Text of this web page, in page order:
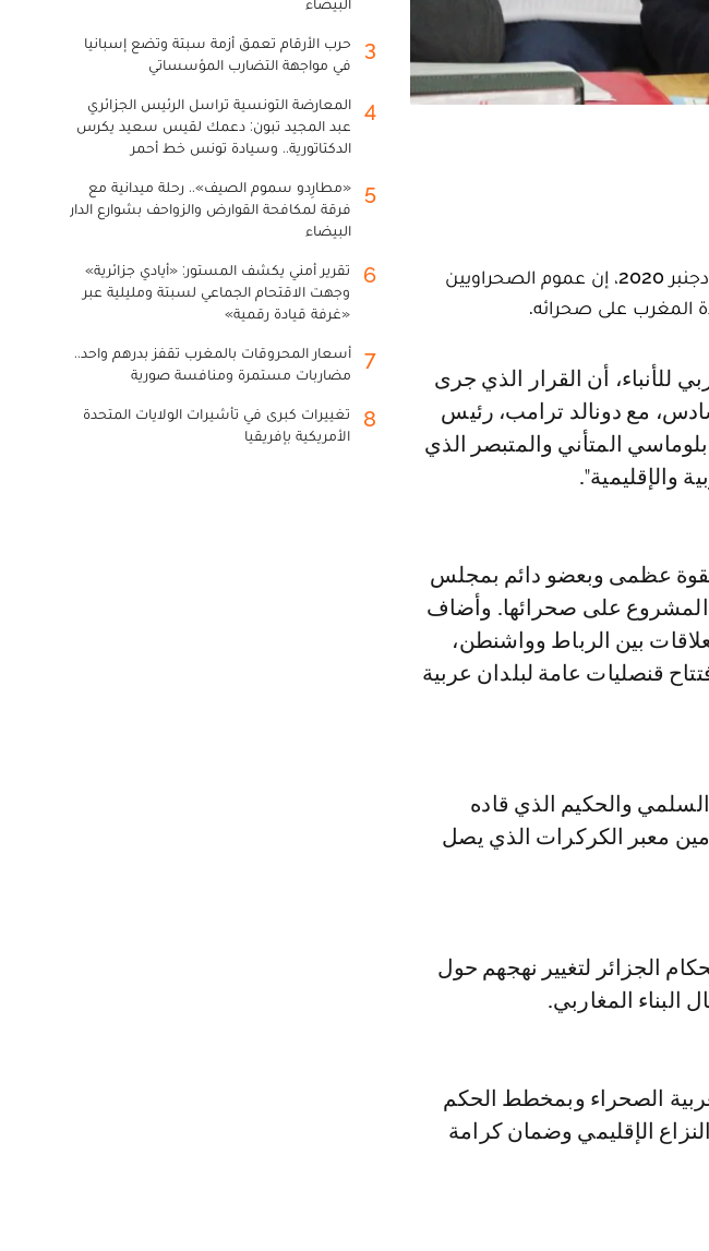
قال رئيس مجلس جهة العيون-الساقية الحمراء، سيدي حمدي ولد الرشيد، الخميس 10 دجنبر 2020، إن عموم الصحراويين
المغرب على صحرائه.
مع دونالد ترامب، رئيس
المتأني والمتبصر الذي
والإقليمية".
عظمى وبعضو دائم بمجلس
المشروع على صحرائها. وأضاف
بين الرباط وواشنطن،
قنصليات عامة لبلدان عربية
والحكيم الذي قاده
معبر الكركرات الذي يصل
الجزائر لتغيير نهجهم حول
المغاربي.
الصحراء وبمخطط الحكم
الإقليمي وضمان كرامة
3
حرب الأرقام تعمق أزمة سبتة وتضع إسبانيا
في مواجهة التضارب المؤسساتي
4
المعارضة التونسية تراسل الرئيس الجزائري
عبد المجيد تبون: دعمك لقيس سعيد يكرس
الدكتاتورية.. وسيادة تونس خط أحمر
5
«مطارِدو سموم الصيف».. رحلة ميدانية مع
فرقة لمكافحة القوارض والزواحف بشوارع الدار
البيضاء
6
تقرير أمني يكشف المستور: «أيادي جزائرية»
وجهت الاقتحام الجماعي لسبتة ومليلية عبر
«غرفة قيادة رقمية»
7
أسعار المحروقات بالمغرب تقفز بدرهم واحد..
مضاربات مستمرة ومنافسة صورية
8
تغييرات كبرى في تأشيرات الولايات المتحدة
الأمريكية بإفريقيا